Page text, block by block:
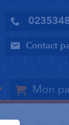
Contact
Mon